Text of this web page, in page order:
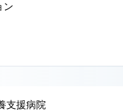
ン
支援病院